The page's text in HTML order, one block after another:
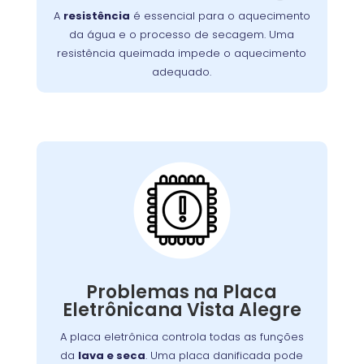
A resistência é essencial para o aquecimento
da água e o processo de secagem. Uma
resistência queimada impede o aquecimento
adequado.
incluem ciclos de lavagem mais longos e
roupas que saem frias da máquina
. É essencial
substituir a resistência queimada para
restaurar o desempenho da lavadora e
garantir uma limpeza eficaz.
Problemas na Placa
Eletrônicana Vista Alegre
A placa eletrônica controla todas as funções
da lava e seca. Uma placa danificada pode
Placa Eletrônica
Queimada:
placa eletrônica
é o cérebro da
, controlando todas as suas funções.
Quando queimada, a máquina pode
interrompidos, falha nos comandos ou não
ligar.
Causas comuns incluem picos de tensão e
feita por um técnico especializado para